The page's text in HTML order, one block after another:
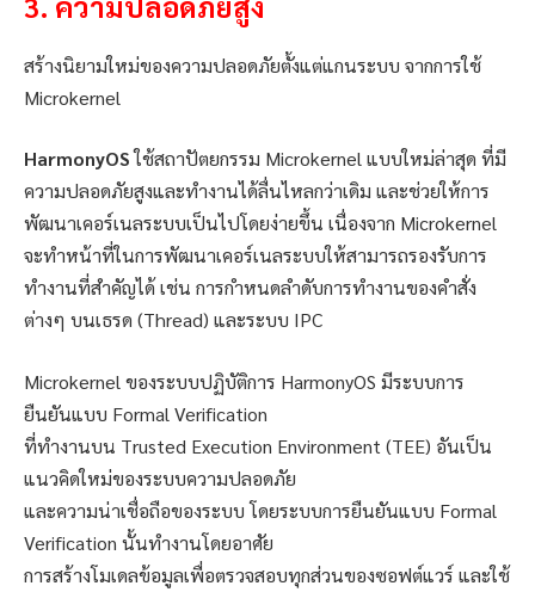
สร้างนิยามใหม่ของความปลอดภัยตั้งแต่แกนระบบ จากการใช้
Microkernel
HarmonyOSใช้สถาปัตยกรรม Microkernel แบบใหม่ล่าสุด ที่มี
ความปลอดภัยสูงและทำงานได้ลื่นไหลกว่าเดิม และช่วยให้การ
พัฒนาเคอร์เนลระบบเป็นไปโดยง่ายขึ้น เนื่องจาก Microkernel
จะทำหน้าที่ในการพัฒนาเคอร์เนลระบบให้สามารถรองรับการ
ทำงานที่สำคัญได้ เช่น การกำหนดลำดับการทำงานของคำสั่ง
ต่างๆ บนเธรด (Thread) และระบบ IPC
Microkernel ของระบบปฏิบัติการ HarmonyOS มีระบบการ
ยืนยันแบบ Formal Verification
ที่ทำงานบน Trusted Execution Environment (TEE) อันเป็น
แนวคิดใหม่ของระบบความปลอดภัย
และความน่าเชื่อถือของระบบ โดยระบบการยืนยันแบบ Formal
Verification นั้นทำงานโดยอาศัย
การสร้างโมเดลข้อมูลเพื่อตรวจสอบทุกส่วนของซอฟต์แวร์ และใช้